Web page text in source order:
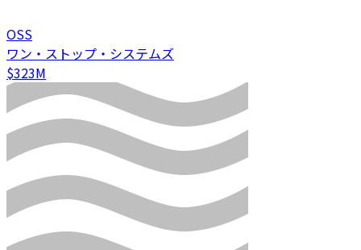
OSS
ワン・ストップ・システムズ
$323M